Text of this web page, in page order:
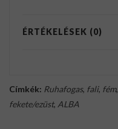
ÉRTÉKELÉSEK (0)
Címkék: Ruhafogas, fali, fém,
fekete/ezüst, ALBA